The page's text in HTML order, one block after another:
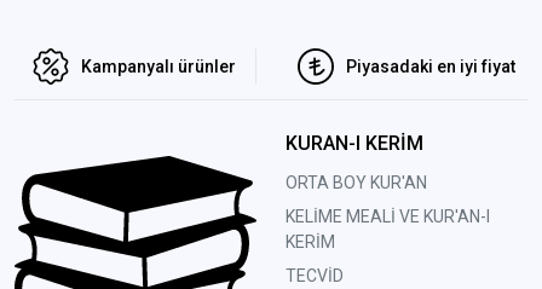
Kampanyalı ürünler Piyasadaki en iyi fiyat
KURAN-I KERİM
ORTA BOY KUR'AN
KELİME MEALİ VE KUR'AN-I
KERİM
TECVİD